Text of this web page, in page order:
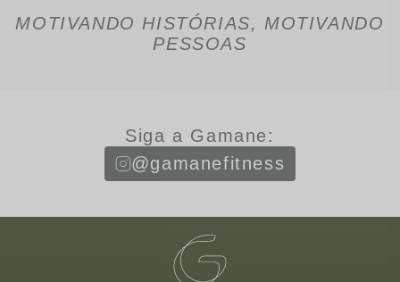
MOTIVANDO HISTÓRIAS, MOTIVANDO
PESSOAS
Siga a Gamane:
@gamanefitness